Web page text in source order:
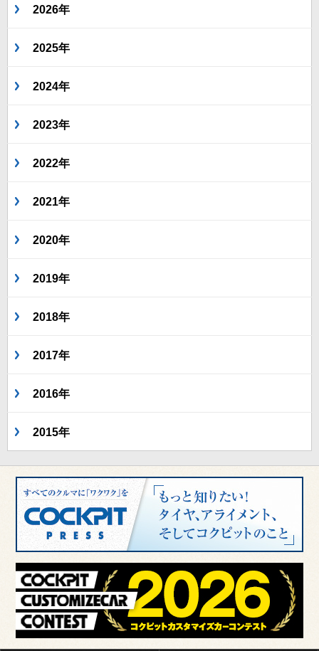
2026年
2025年
2024年
2023年
2022年
2021年
2020年
2019年
2018年
2017年
2016年
2015年